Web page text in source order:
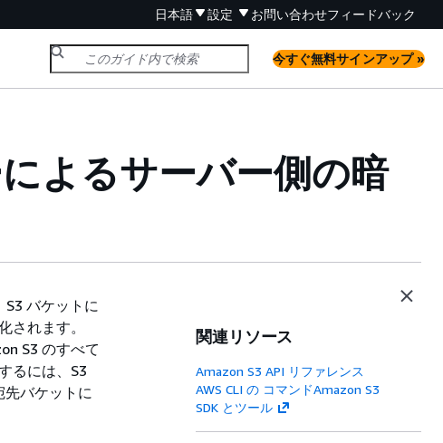
日本語 設定 お問い合わせフィードバック
今すぐ無料サインアップ »
よるサーバー側の暗
バケットに
されます。
S3 のすべて
るには、S3
先バケットに
関連リソース
Amazon S3 API リファレンス
AWS CLI の コマンドAmazon S3
SDK とツール